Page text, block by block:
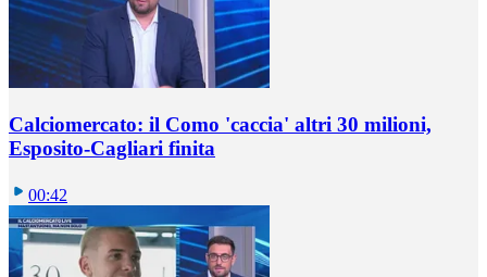
Calciomercato: il Como 'caccia' altri 30 milioni,
Esposito-Cagliari finita
00:42